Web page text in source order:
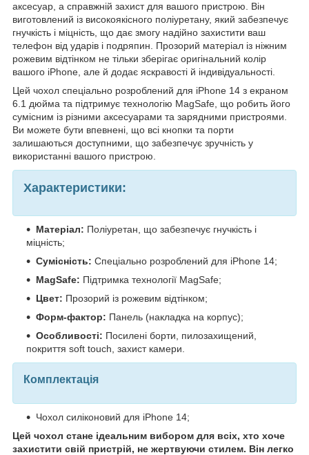
аксесуар, а справжній захист для вашого пристрою. Він
виготовлений із високоякісного поліуретану, який забезпечує
гнучкість і міцність, що дає змогу надійно захистити ваш
телефон від ударів і подряпин. Прозорий матеріал із ніжним
рожевим відтінком не тільки зберігає оригінальний колір
вашого iPhone, але й додає яскравості й індивідуальності.
Цей чохол спеціально розроблений для iPhone 14 з екраном
6.1 дюйма та підтримує технологію MagSafe, що робить його
сумісним із різними аксесуарами та зарядними пристроями.
Ви можете бути впевнені, що всі кнопки та порти
залишаються доступними, що забезпечує зручність у
використанні вашого пристрою.
Характеристики:
Матеріал: Поліуретан, що забезпечує гнучкість і
міцність;
Сумісність: Спеціально розроблений для iPhone 14;
MagSafe: Підтримка технології MagSafe;
Цвет: Прозорий із рожевим відтінком;
Форм-фактор: Панель (накладка на корпус);
Особливості: Посилені борти, пилозахищений,
покриття soft touch, захист камери.
Комплектація
Чохол силіконовий для iPhone 14;
Цей чохол стане ідеальним вибором для всіх, хто хоче
захистити свій пристрій, не жертвуючи стилем. Він легко